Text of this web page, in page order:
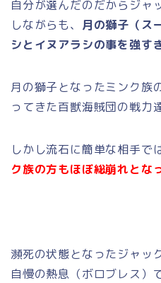
自分が選んだのだからジャ
しながらも、 月の獅子（ス
シとイヌアラシの事を強す
月の獅子となったミンク族
ってきた百獣海賊団の戦力
しかし流石に簡単な相手で
ク族の方もほぼ総崩れとな
瀕死の状態となったジャッ
自慢の熱息（ボロブレス）